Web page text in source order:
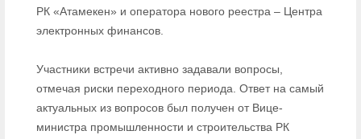
РК «Атамекен» и оператора нового реестра – Центра
электронных финансов.
Участники встречи активно задавали вопросы,
отмечая риски переходного периода. Ответ на самый
актуальных из вопросов был получен от Вице-
министра промышленности и строительства РК